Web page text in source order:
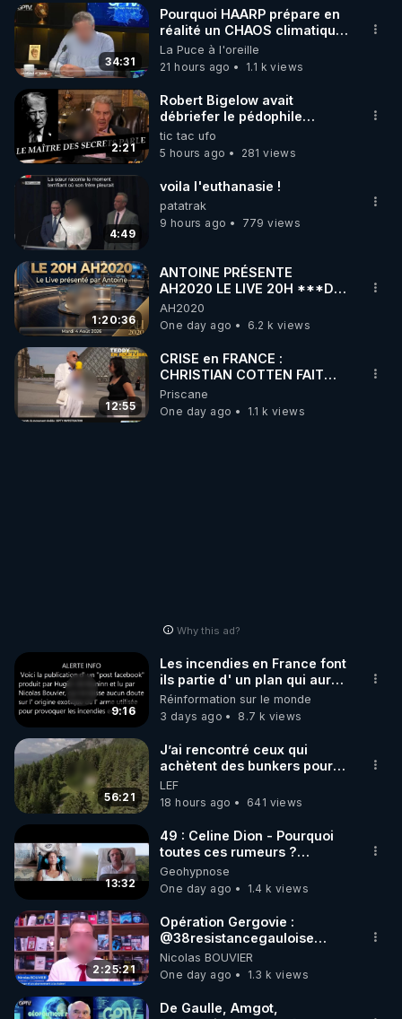
▶ 30 jours gratuit sur l’application de méditation et
de bien-être ENVOL :
Rendez-vous sur https://www.envol.app/code
le code : REGENERE
34:31
Pourquoi HAARP prépare en
réalité un CHAOS climatique,
on répond
La Puce à l'oreille
21 hours ago
1.1 k views
2:21
Robert Bigelow avait
débriefer le pédophile
génocidaire de donald j
trump
tic tac ufo
5 hours ago
281 views
4:49
voila l'euthanasie !
patatrak
9 hours ago
779 views
1:20:36
ANTOINE PRÉSENTE
AH2020 LE LIVE 20H ***DU
04/08/2026*** 📷LE
GRAND RÉVEIL EST EN
MARCHE 📷
AH2020
One day ago
6.2 k views
12:55
CRISE en FRANCE :
CHRISTIAN COTTEN FAIT
une étrange découverte
Priscane
One day ago
1.1 k views
Why this ad?
9:16
Les incendies en France font
ils partie d' un plan qui aurait
débuté le 11 septembre 2001
?
Réinformation sur le monde
3 days ago
8.7 k views
56:21
J’ai rencontré ceux qui
achètent des bunkers pour
survivre à la fin du monde
LEF
18 hours ago
641 views
13:32
49 : Celine Dion - Pourquoi
toutes ces rumeurs ?
Enquête sous hypnose
Geohypnose
One day ago
1.4 k views
2:25:21
Opération Gergovie :
‪@38resistancegauloise‬
‪@MarionSigautOfficiel‬
‪@gladysriifard5710‬ Laëtitia
Nicolas BOUVIER
One day ago
1.3 k views
De Gaulle, Amgot,